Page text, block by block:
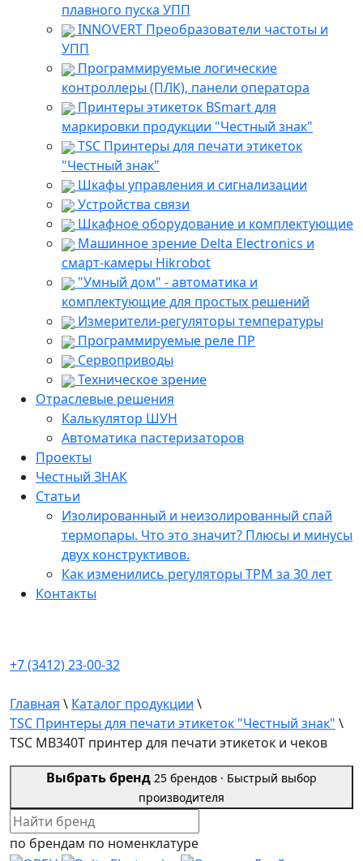
плавного пуска УПП
INNOVERT Преобразователи частоты и
УПП
Программируемые логические
контроллеры (ПЛК), панели оператора
Принтеры этикеток BSmart для
маркировки продукции "Честный знак"
TSC Принтеры для печати этикеток
"Честный знак"
Шкафы управления и сигнализации
Устройства связи
Шкафное оборудование и комплектующие
Машинное зрение Delta Electronics и
смарт-камеры Hikrobot
"Умный дом" - автоматика и
комплектующие для простых решений
Измерители-регуляторы температуры
Программируемые реле ПР
Сервоприводы
Техническое зрение
Отраслевые решения
Калькулятор ШУН
Автоматика пастеризаторов
Проекты
Честный ЗНАК
Статьи
Изолированный и неизолированный спай
термопары. Что это значит? Плюсы и минусы
двух конструктивов.
Как изменились регуляторы ТРМ за 30 лет
Контакты
+7 (3412) 23-00-32
Главная \ Каталог продукции \
TSC Принтеры для печати этикеток "Честный знак" \
TSC MB340T принтер для печати этикеток и чеков
Выбрать бренд 25 брендов · Быстрый выбор
производителя
по брендам по номенклатуре